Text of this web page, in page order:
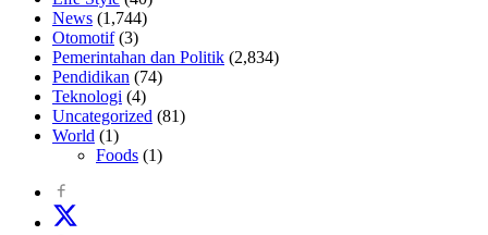
News (1,744)
Otomotif(3)
Pemerintahan dan Politik (2,834)
Pendidikan (74)
Teknologi (4)
Uncategorized (81)
World (1)
Foods (1)